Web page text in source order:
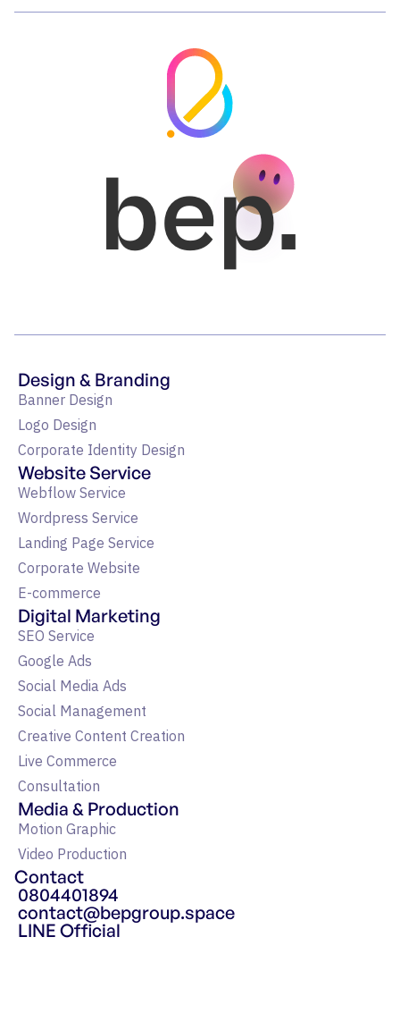
bep.
Design & Branding
Banner Design
Logo Design
Corporate Identity Design
Website Service
Webflow Service
Wordpress Service
Landing Page Service
Corporate Website
E-commerce
Digital Marketing
SEO Service
Google Ads
Social Media Ads
Social Management
Creative Content Creation
Live Commerce
Consultation
Media & Production
Motion Graphic
Video Production
Contact
0804401894
contact@bepgroup.space
LINE Official